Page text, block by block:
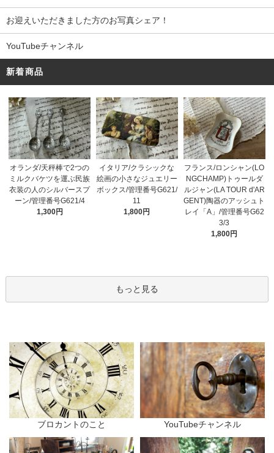
お迎えいただきました方のお写真シェア！
YouTubeチャンネル
新着商品
オランダ/天秤棒で2つの
ミルクバケツを運ぶ民族
衣装の人のシルバースプ
ーン/管理番号G621/4
1,300円
イタリア/クラシックな
絵画の小さなジュエリー
ボックス/管理番号G621/
11
1,800円
フランス/ロンシャン(LO
NGCHAMP)トゥールダ
ルジャン(LA TOUR d'AR
GENT)陶器のアッシュト
レイ「A」/管理番号G62
3/3
1,800円
もっと見る
ブロカントのこと YouTubeチャンネル